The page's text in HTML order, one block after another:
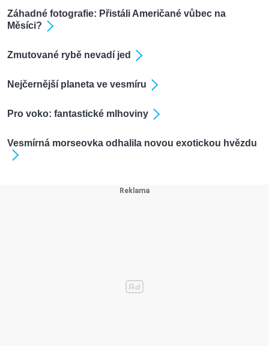
Záhadné fotografie: Přistáli Američané vůbec na
Měsíci?
Zmutované rybě nevadí jed
Nejčernější planeta ve vesmíru
Pro voko: fantastické mlhoviny
Vesmírná morseovka odhalila novou exotickou hvězdu